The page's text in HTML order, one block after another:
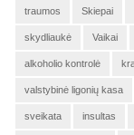
traumos Skiepai
skydliaukė Vaikai
alkoholio kontrolė
valstybinė ligonių kasa
sveikata insultas